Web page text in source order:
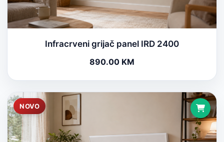
Infracrveni grijač panel IRD 2400
890.00 KM
NOVO